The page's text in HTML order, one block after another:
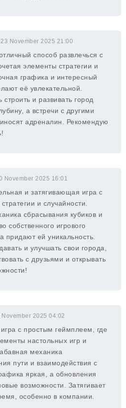
23 November 2025 21:00
способ развлечься с
элементы стратегии и
графика и интересный
её увлекательной.
строить и развивать город
а встречи с другими
адреналин. Рекомендую
November 2025 16:01
и затягивающая игра с
и случайности.
сбрасывания кубиков и
собственного игрового
придают ей уникальность.
и улучшать свои города,
с друзьями и открывать
November 2025 04:02
с простым геймплеем, где
настольных игр и
механика
пути и взаимодействия с
яркая, а обновления
возможности. Затягивает
особенно в компании.